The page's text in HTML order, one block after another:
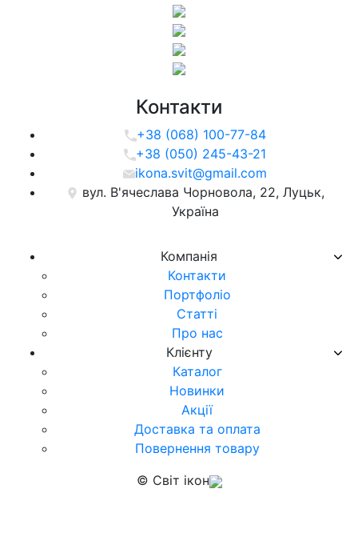
Компанія
Контакти
Портфоліо
Статті
Про нас
Клієнту
Каталог
Новинки
Акції
Доставка та оплата
Повернення товару
Контакти
+38 (068) 100-77-84
+38 (050) 245-43-21
ikona.svit@gmail.com
вул. В'ячеслава Чорновола, 22, Луцьк,
Україна
© Світ ікон